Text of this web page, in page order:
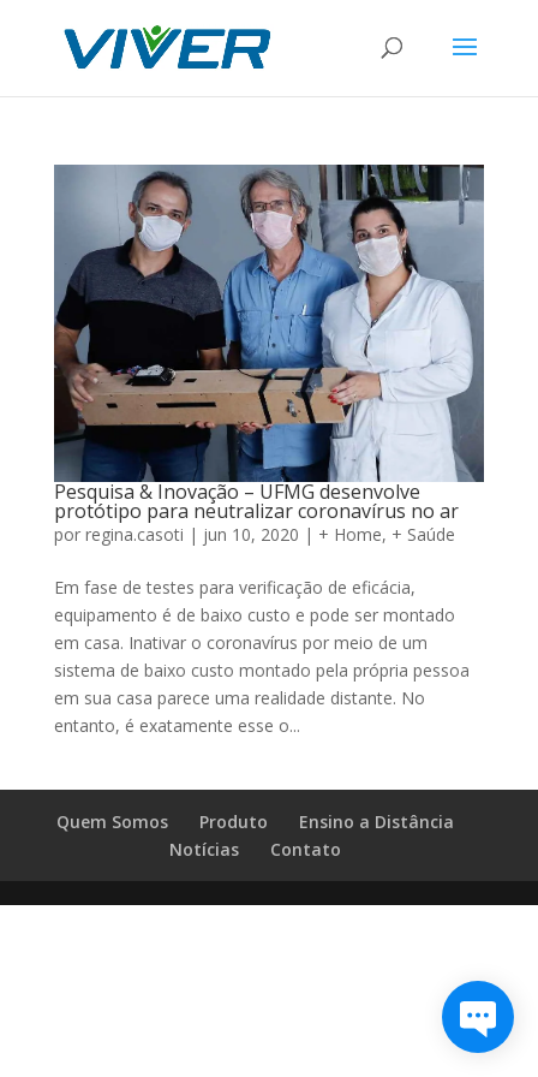
Pesquisa & Inovação – UFMG desenvolve
protótipo para neutralizar coronavírus no ar
por regina.casoti | jun 10, 2020 | + Home, + Saúde
Em fase de testes para verificação de eficácia,
equipamento é de baixo custo e pode ser montado
em casa. Inativar o coronavírus por meio de um
sistema de baixo custo montado pela própria pessoa
em sua casa parece uma realidade distante. No
entanto, é exatamente esse o...
Quem Somos Produto
Ensino a Distância
Notícias
Contato